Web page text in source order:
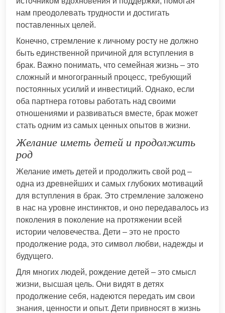
нам преодолевать трудности и достигать
поставленных целей.
Конечно, стремление к личному росту не должно
быть единственной причиной для вступления в
брак. Важно понимать, что семейная жизнь – это
сложный и многогранный процесс, требующий
постоянных усилий и инвестиций. Однако, если
оба партнера готовы работать над своими
отношениями и развиваться вместе, брак может
стать одним из самых ценных опытов в жизни.
Желание иметь детей и продолжить
род
Желание иметь детей и продолжить свой род –
одна из древнейших и самых глубоких мотиваций
для вступления в брак. Это стремление заложено
в нас на уровне инстинктов, и оно передавалось из
поколения в поколение на протяжении всей
истории человечества. Дети – это не просто
продолжение рода, это символ любви, надежды и
будущего.
Для многих людей, рождение детей – это смысл
жизни, высшая цель. Они видят в детях
продолжение себя, надеются передать им свои
знания, ценности и опыт. Дети привносят в жизнь